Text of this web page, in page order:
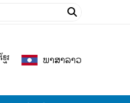
ខ្មែរ ພາ​ສາ​ລາວ